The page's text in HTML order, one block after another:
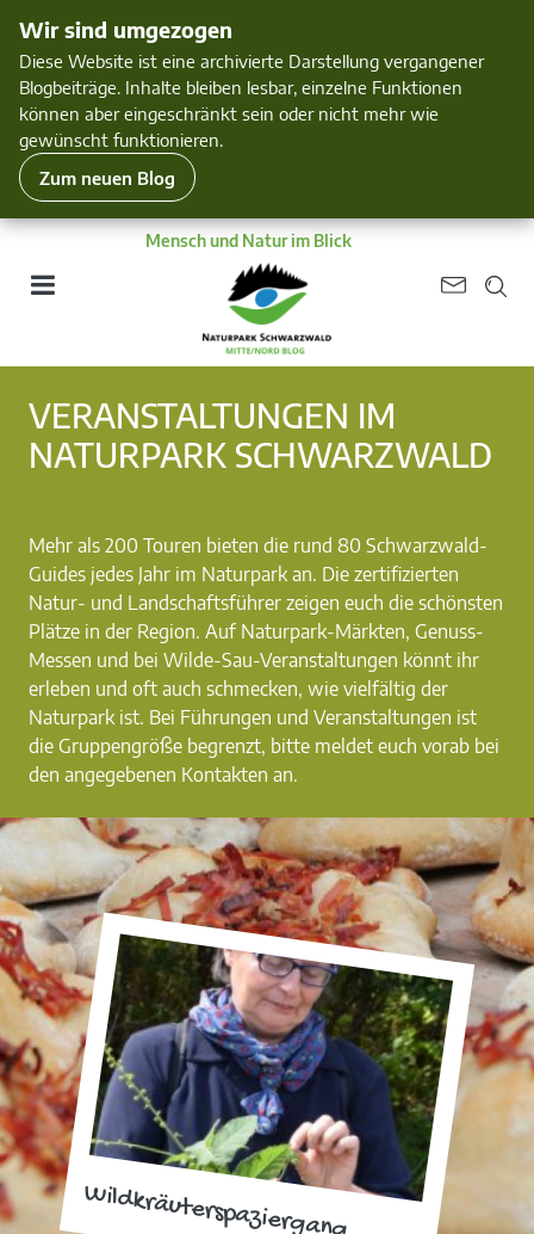
Wir sind umgezogen
Diese Website ist eine archivierte Darstellung vergangener
Blogbeiträge. Inhalte bleiben lesbar, einzelne Funktionen
können aber eingeschränkt sein oder nicht mehr wie
gewünscht funktionieren.
Zum neuen Blog
Mensch und Natur im Blick
Wildkräuterspaziergang
VERANSTALTUNGEN IM
NATURPARK SCHWARZWALD
Mehr als 200 Touren bieten die rund 80 Schwarzwald-
Guides jedes Jahr im Naturpark an. Die zertifizierten
Natur- und Landschaftsführer zeigen euch die schönsten
Plätze in der Region. Auf Naturpark-Märkten, Genuss-
Messen und bei Wilde-Sau-Veranstaltungen könnt ihr
erleben und oft auch schmecken, wie vielfältig der
Naturpark ist. Bei Führungen und Veranstaltungen ist
die Gruppengröße begrenzt, bitte meldet euch vorab bei
den angegebenen Kontakten an.